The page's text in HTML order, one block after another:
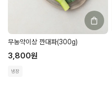
무농약이상 깐대파(300g)
3,800원
냉장